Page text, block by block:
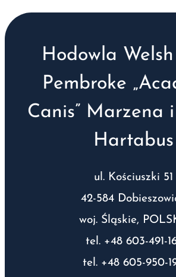
Hodowla
Pembroke
Canis” Marzena
Hartabus
ul. Kościuszki 51
42-584
woj. Śląskie,
tel. +48 603-491-
tel. +48 605-950-